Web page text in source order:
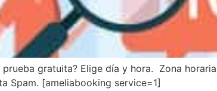
gratuita? Elige día y hora. Zona
Spam. [ameliabooking service=1]